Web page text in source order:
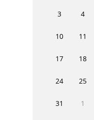
3 4
10 11
17 18
24 25
31 1